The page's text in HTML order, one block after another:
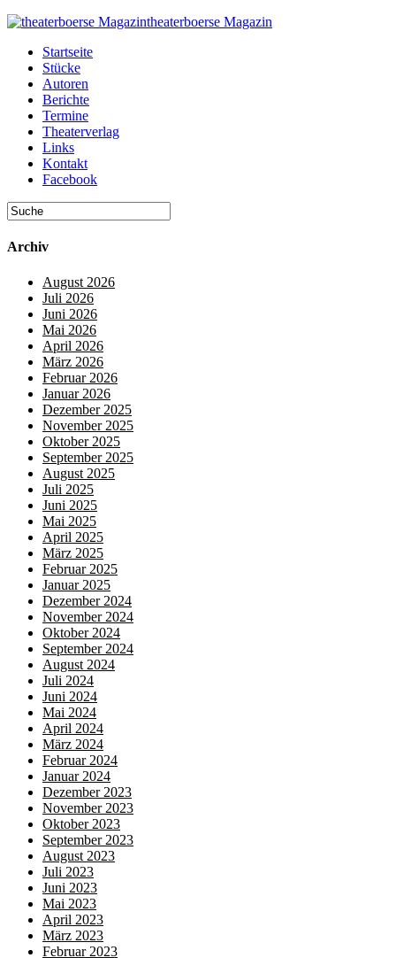
theaterboerse Magazin
Startseite
Stücke
Autoren
Berichte
Termine
Theaterverlag
Links
Kontakt
Facebook
Archiv
August 2026
Juli 2026
Juni 2026
Mai 2026
April 2026
März 2026
Februar 2026
Januar 2026
Dezember 2025
November 2025
Oktober 2025
September 2025
August 2025
Juli 2025
Juni 2025
Mai 2025
April 2025
März 2025
Februar 2025
Januar 2025
Dezember 2024
November 2024
Oktober 2024
September 2024
August 2024
Juli 2024
Juni 2024
Mai 2024
April 2024
März 2024
Februar 2024
Januar 2024
Dezember 2023
November 2023
Oktober 2023
September 2023
August 2023
Juli 2023
Juni 2023
Mai 2023
April 2023
März 2023
Februar 2023